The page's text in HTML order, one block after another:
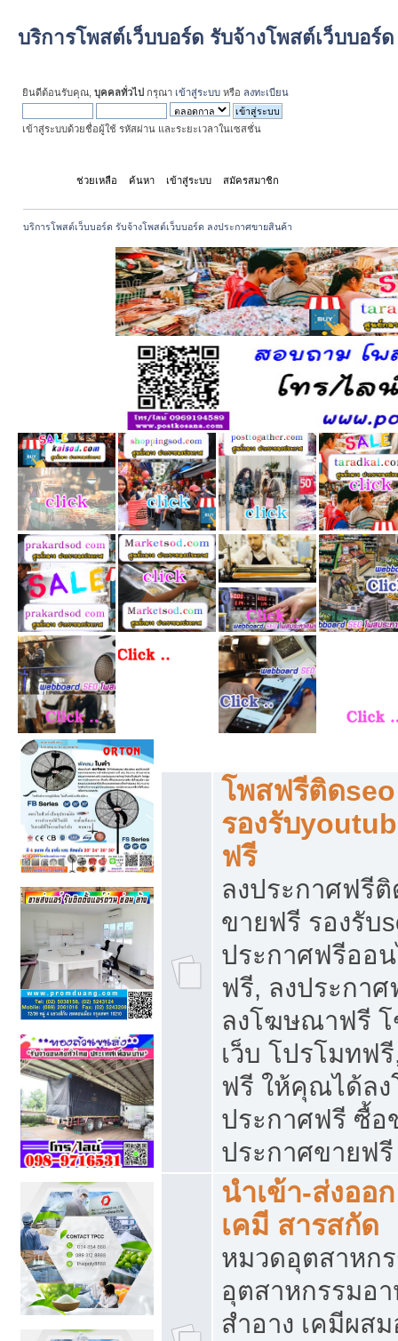
บริการโพสต์เว็บบอร์ด รับจ้างโพสต์เว็บบอร์
ยินดีต้อนรับคุณ, บุคคลทั่วไป กรุณา เข้าสู่ระบบ หรือ ลงทะเบียน
เข้าสู่ระบบด้วยชื่อผู้ใช้ รหัสผ่าน และระยะเวลาในเซสชั่น
ช่วยเหลือ ค้นหา เข้าสู่ระบบ สมัครสมาชิก
บริการโพสต์เว็บบอร์ด รับจ้างโพสต์เว็บบอร์ด ลงประกาศขายสินค้า
โพสฟรีติด
รองรับ
ฟรี
ลงประกาศฟรีติ
ขายฟรี รองรับ
ประกาศฟรีออ
ฟรี, ลงประกา
ลงโฆษณาฟรี
เว็บ โปรโมทฟ
ฟรี ให้คุณได้ล
ประกาศฟรี ซื้อ
ประกาศขายฟรี
นำเข้า-ส่งออ
เคมี สารสกัด
หมวดอุตสาหก
อุตสาหกรรมอา
สำอาง เคมีผส